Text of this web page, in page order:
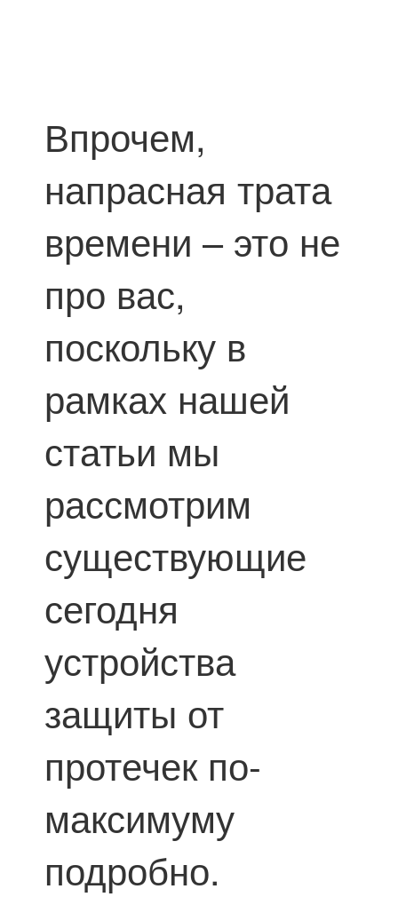
Впрочем,
напрасная трата
времени – это не
про вас,
поскольку в
рамках нашей
статьи мы
рассмотрим
существующие
сегодня
устройства
защиты от
протечек по-
максимуму
подробно.